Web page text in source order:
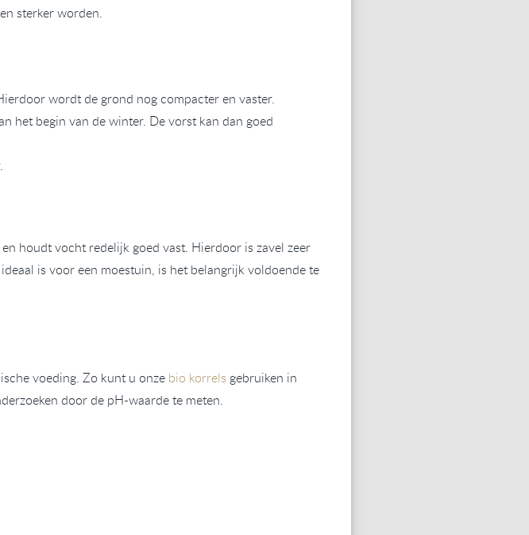
sterker worden.
wordt de grond nog compacter en vaster.
het begin van de winter. De vorst kan dan goed
houdt vocht redelijk goed vast. Hierdoor is zavel zeer
is voor een moestuin, is het belangrijk voldoende te
voeding. Zo kunt u onze bio korrels gebruiken in
door de pH-waarde te meten.